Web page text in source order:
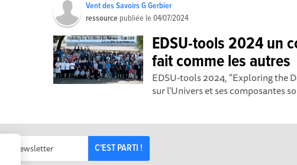
Vent des Savoirs G Gerbier
ressource publiée le04/07/2024
EDSU-tools 2024 un
fait comme les autres
EDSU-tools 2024, "Exploring the
sur l'Univers et ses composantes
C'EST PARTI !